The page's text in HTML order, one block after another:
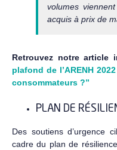
volumes
acquis à prix de
Retrouvez notre article
plafond de l’ARENH
consommateurs ?”
PLAN DE
Des soutiens d’urgence
cadre du plan de